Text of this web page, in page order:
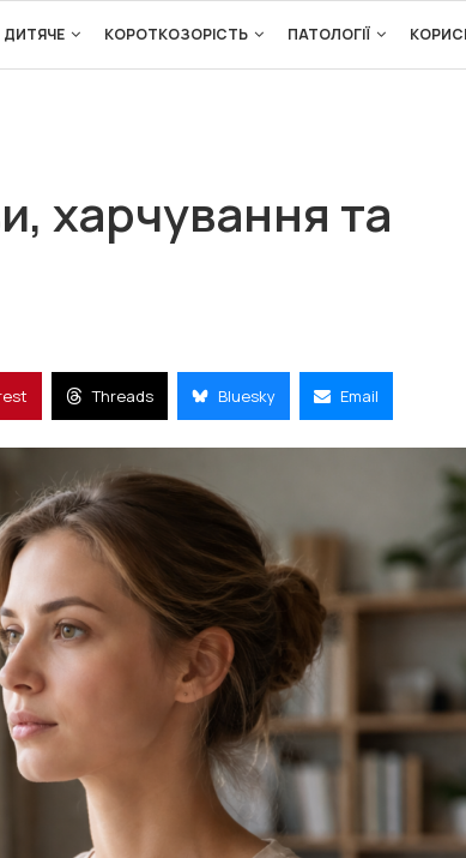
ДИТЯЧЕ КОРОТКОЗОРІСТЬ ПАТОЛОГІЇ
харчування та
Threads Bluesky Email